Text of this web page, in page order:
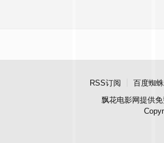
RSS订阅 百度蜘蛛
飘花电影网提供